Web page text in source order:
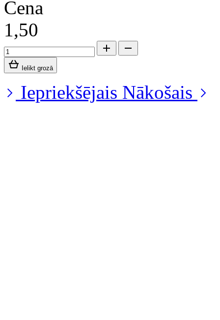
Cena
1,50
Ielikt grozā
Iepriekšējais Nākošais